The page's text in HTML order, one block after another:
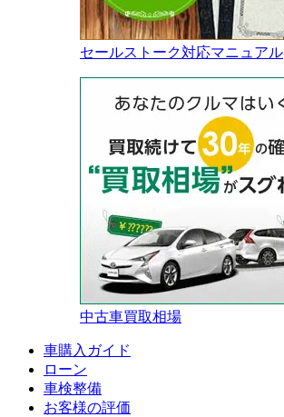
セールストーク対応マニュアル
中古車買取相場
車購入ガイド
ローン
車検整備
お客様の評価